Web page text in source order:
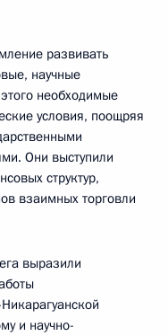
развивать
научные
необходимые
условия, поощряя
Они выступили
структур,
взаимных торговли
выразили
и научно-